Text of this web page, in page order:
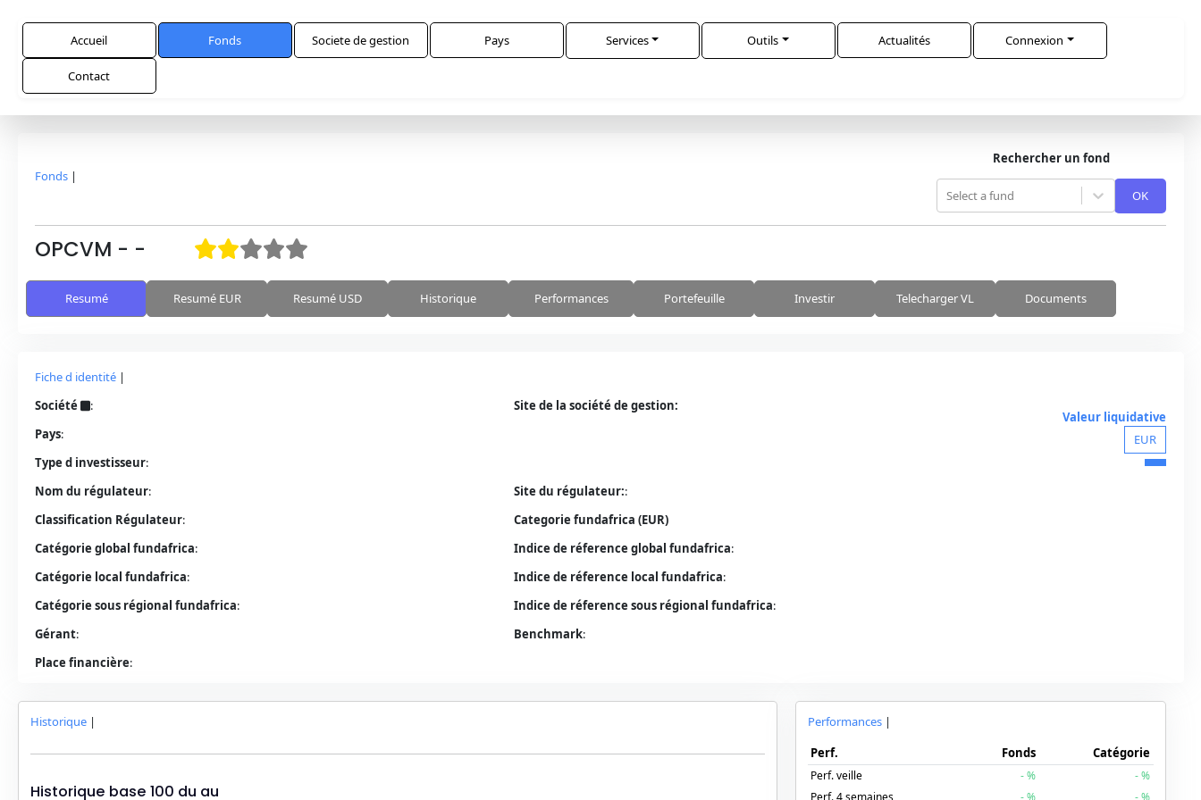
Accueil Fonds Societe de gestion Pays Services Outils Actualités Connexion
Contact
Fonds |
Rechercher un fond
Select a fund OK
OPCVM - -
Resumé Resumé EUR Resumé USD Historique Performances Portefeuille Investir Telecharger VL Documents
Fiche d identité |
Société
:
Pays:
Type d investisseur:
Nom du régulateur:
Classification Régulateur:
Catégorie global fundafrica:
Catégorie local fundafrica:
Catégorie sous régional fundafrica:
Gérant:
Place financière:
Site de la société de gestion:
Site du régulateur::
Categorie fundafrica (EUR)
Indice de réference global fundafrica:
Indice de réference local fundafrica:
Indice de réference sous régional fundafrica:
Benchmark:
Valeur liquidative
EUR
Historique |
Historique base 100 du au
Performances|
Perf.
Fonds Catégorie
Perf. veille -% -%
Perf. 4 semaines
-% -%